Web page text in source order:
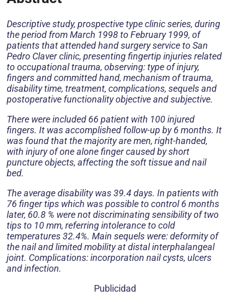
Descriptive study, prospective type clinic series, during
the period from March 1998 to February 1999, of
patients that attended hand surgery service to San
Pedro Claver clinic, presenting fingertip injuries related
to occupational trauma, observing: type of injury,
fingers and committed hand, mechanism of trauma,
disability time, treatment, complications, sequels and
postoperative functionality objective and subjective.
There were included 66 patient with 100 injured
fingers. It was accomplished follow-up by 6 months. It
was found that the majority are men, right-handed,
with injury of one alone finger caused by short
puncture objects, affecting the soft tissue and nail
bed.
The average disability was 39.4 days. In patients with
76 finger tips which was possible to control 6 months
later, 60.8 % were not discriminating sensibility of two
tips to 10 mm, referring intolerance to cold
temperatures 32.4%. Main sequels were: deformity of
the nail and limited mobility at distal interphalangeal
joint. Complications: incorporation nail cysts, ulcers
and infection.
Publicidad